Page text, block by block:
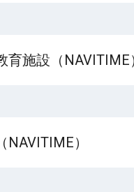
育施設（NAVITIME
）